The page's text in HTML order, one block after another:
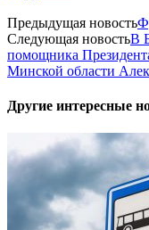
Предыдущая новость
Следующая новостьВ
помощника
Минской области
Другие интересные